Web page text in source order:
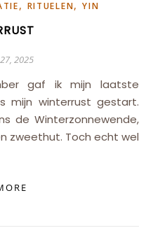
, RITUELEN,YIN
2025
mijn winterrust gestart.
de Winterzonnewende,
zweethut. Toch echt wel